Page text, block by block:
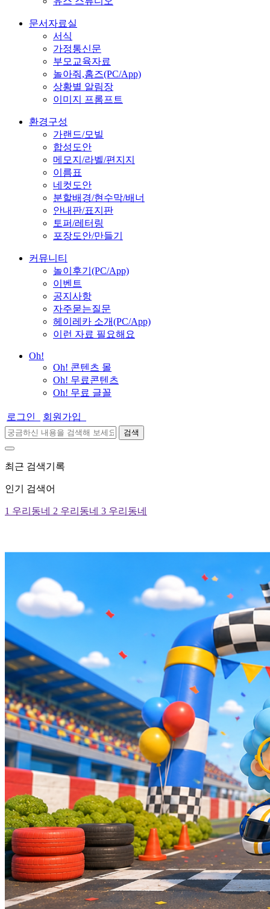
문서자료실
서식
가정통신문
부모교육자료
놀아줘,홈즈(PC/App)
상황별 알림장
이미지 프롬프트
환경구성
가랜드/모빌
합성도안
메모지/라벨/편지지
이름표
네컷도안
분할배경/현수막/배너
안내판/표지판
토퍼/레터링
포장도안/만들기
커뮤니티
놀이후기(PC/App)
이벤트
공지사항
자주묻는질문
헤이레카 소개(PC/App)
이런 자료 필요해요
Oh!
Oh! 콘텐츠 몰
Oh! 무료콘텐츠
Oh! 무료 글꼴
로그인 회원가입
검색
최근 검색기록
인기 검색어
1 우리동네 2 우리동네 3 우리동네